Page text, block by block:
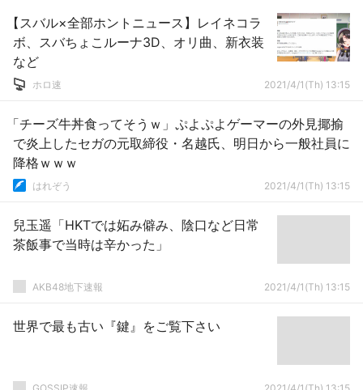
【スバル×全部ホントニュース】レイネコラ
ボ、スバちょこルーナ3D、オリ曲、新衣装
など
ホロ速 2021/4/1(Th) 13:15
「チーズ牛丼食ってそうｗ」ぷよぷよゲーマーの外見揶揄
で炎上したセガの元取締役・名越氏、明日から一般社員に
降格ｗｗｗ
はれぞう 2021/4/1(Th) 13:15
兒玉遥「HKTでは妬み僻み、陰口など日常
茶飯事で当時は辛かった」
AKB48地下速報 2021/4/1(Th) 13:15
世界で最も古い『鍵』をご覧下さい